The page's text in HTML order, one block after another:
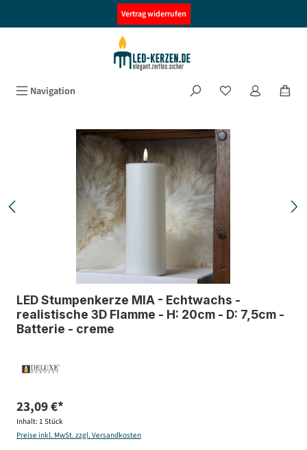
Vertrag widerrufen
Navigation
Bildergalerie überspringen
LED Stumpenkerze MIA - Echtwachs -
realistische 3D Flamme - H: 20cm - D: 7,5cm -
Batterie - creme
23,09 €*
Inhalt: 1 Stück
Preise inkl. MwSt. zzgl. Versandkosten